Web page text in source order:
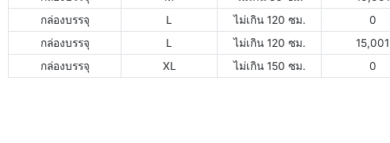
กล่องบรรจุ
L ไม่เกิน 120 ซม. 0
กล่องบรรจุ
L ไม่เกิน 120 ซม. 15,001
กล่องบรรจุ
XL ไม่เกิน 150 ซม. 0